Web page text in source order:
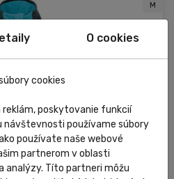
M
O cookies
cookies
reklám, poskytovanie funkcií
návštevnosti používame súbory
používate naše webové
partnerom v oblasti
analýzy. Títo partneri môžu